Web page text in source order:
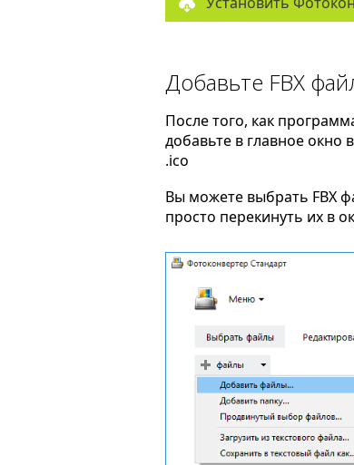
Добавьте FBX
После того, как
добавьте в главное окно
.ico
Вы можете выбрать FBX
просто перекинуть их в